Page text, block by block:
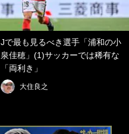
Jで最も見るべき選手「浦和の小
泉佳穂」(1)サッカーでは稀有な
「両利き」
大住良之